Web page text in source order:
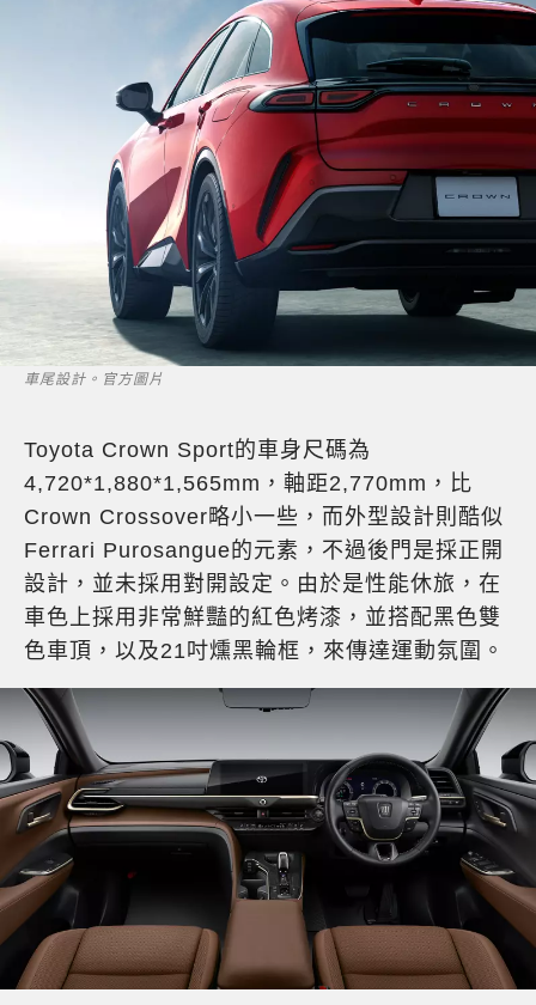
車尾設計。官方圖片
Toyota Crown Sport的車身尺碼為
4,720*1,880*1,565mm，軸距2,770mm，比
Crown Crossover略小一些，而外型設計則酷似
Ferrari Purosangue的元素，不過後門是採正開
設計，並未採用對開設定。由於是性能休旅，在
車色上採用非常鮮豔的紅色烤漆，並搭配黑色雙
色車頂，以及21吋燻黑輪框，來傳達運動氛圍。